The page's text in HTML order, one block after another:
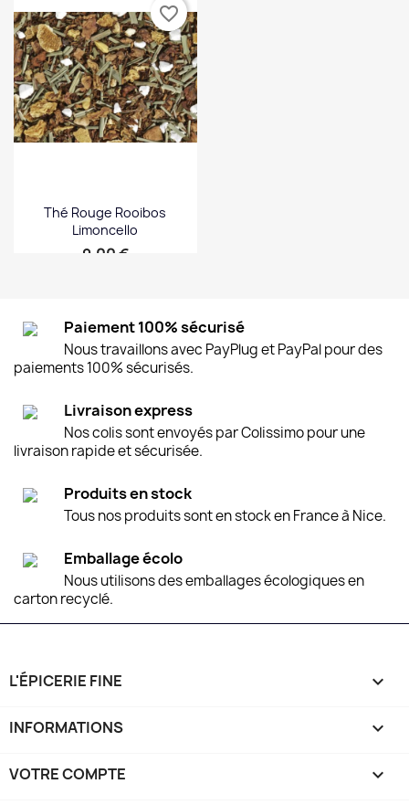
Thé Rouge Rooibos
Limoncello
Prix
9,00 €
favorite_border
Paiement 100% sécurisé
Nous travaillons avec PayPlug et PayPal pour des
paiements 100% sécurisés.
Livraison express
Nos colis sont envoyés par Colissimo pour une
livraison rapide et sécurisée.
Produits en stock
Tous nos produits sont en stock en France à Nice.
Emballage écolo
Nous utilisons des emballages écologiques en
carton recyclé.
L'ÉPICERIE FINE 
INFORMATIONS 
VOTRE COMPTE 